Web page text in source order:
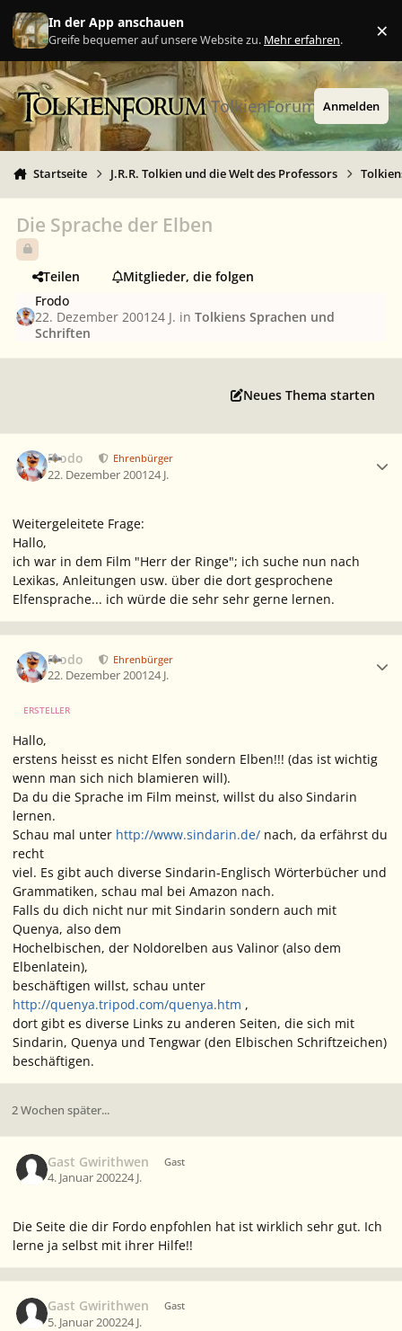
Zu Inhalt springen
In der App anschauen
Greife bequemer auf unsere Website zu. Mehr erfahren. ×
TolkienForum Anmelden
Startseite J.R.R. Tolkien und die Welt des Professors
Die Sprache der Elben
Teilen
Mitglieder, die folgen
Frodo
22. Dezember 2001 24 J. inTolkiens Sprachen und
Schriften
Neues Thema starten
Frodo Ehrenbürger
22. Dezember 200124 J.
Weitergeleitete Frage:
Hallo,
ich war in dem Film "Herr der Ringe"; ich suche nun nach
Lexikas, Anleitungen usw. über die dort gesprochene
Elfensprache... ich würde die sehr sehr gerne lernen.
Frodo Ehrenbürger
22. Dezember 200124 J.
ERSTELLER
Hallo,
erstens heisst es nicht Elfen sondern Elben!!! (das ist wichtig
wenn man sich nich blamieren will).
Da du die Sprache im Film meinst, willst du also Sindarin
lernen.
Schau mal unter http://www.sindarin.de/ nach, da erfährst du
recht
viel. Es gibt auch diverse Sindarin-Englisch Wörterbücher und
Grammatiken, schau mal bei Amazon nach.
Falls du dich nicht nur mit Sindarin sondern auch mit
Quenya, also dem
Hochelbischen, der Noldorelben aus Valinor (also dem
Elbenlatein),
beschäftigen willst, schau unter
http://quenya.tripod.com/quenya.htm ,
dort gibt es diverse Links zu anderen Seiten, die sich mit
Sindarin, Quenya und Tengwar (den Elbischen Schriftzeichen)
beschäftigen.
2 Wochen später...
Gast Gwirithwen Gast
4. Januar 200224 J.
Die Seite die dir Fordo enpfohlen hat ist wirklich sehr gut. Ich
lerne ja selbst mit ihrer Hilfe!!
Gast Gwirithwen Gast
5. Januar 200224 J.